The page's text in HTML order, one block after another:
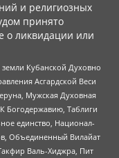
и религиозных
принято
о ликвидации или
Кубанской Духовно
Асгардской Веси
Мужская Духовная
Богодержавию, Таблиги
единство, Национал-
Объединенный Вилайат
Валь-Хиджра, Пит